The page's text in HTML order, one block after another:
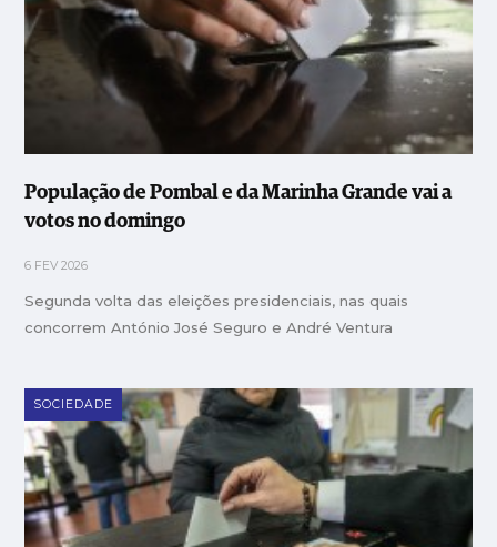
População de Pombal e da Marinha Grande vai a
votos no domingo
6 FEV 2026
Segunda volta das eleições presidenciais, nas quais
concorrem António José Seguro e André Ventura
SOCIEDADE